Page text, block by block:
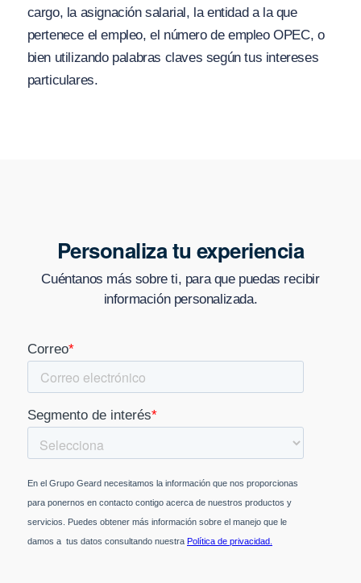
cargo, la asignación salarial, la entidad a la que
pertenece el empleo, el número de empleo OPEC, o
bien utilizando palabras claves según tus intereses
particulares.
Personaliza tu experiencia
Cuéntanos más sobre ti, para que puedas recibir
información personalizada.